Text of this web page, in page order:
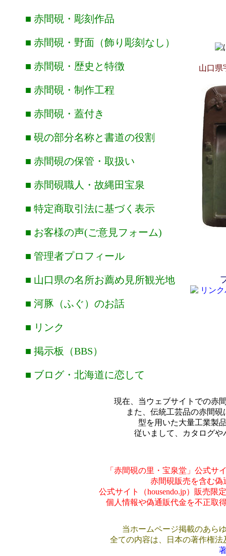
■ 赤間硯・彫刻作品
■ 赤間硯・野面（飾り彫刻なし）
■ 赤間硯・歴史と特徴
■ 赤間硯・制作工程
■ 赤間硯・蓋付き
■ 硯の部分名称と書道の役割
■ 赤間硯の保管・取扱い
■ 赤間硯職人・故縄田宝泉
■ 特定商取引法に基づく表示
■ お客様の声(ご意見フォーム)
■ 管理者プロフィール
■ 山口県の名所お薦め見所観光地
■ 河豚（ふぐ）のお話
■ リンク
■ 掲示板（BBS）
■ ブログ・北海道に恋して
山口県
現在、当ウェブサイトでの赤
また、伝統工芸品の赤間
型を用いた大量工業製
従いまして、カタログ
「赤間硯の里・宝泉堂」公式サ
赤間硯販売を含む偽
公式サイト（housendo.jp）販売限
個人情報や偽通販代金を不正取
当ホームページ掲載のあら
全ての内容は、日本の著作権